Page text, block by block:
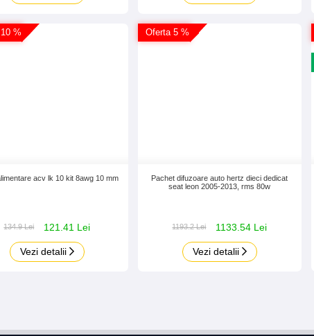
%
acv lk 10 kit 8awg 10 mm
134.9 Lei 121.41 Lei
Vezi detalii
Oferta 5 %
Pachet difuzoare auto hertz dieci dedicat
seat leon 2005-2013, rms 80w
1193.2 Lei 1133.54 Lei
Vezi detalii